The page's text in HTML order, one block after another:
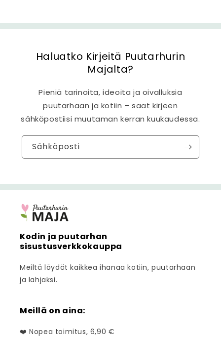
Haluatko Kirjeitä Puutarhurin
Majalta?
Pieniä tarinoita, ideoita ja oivalluksia
puutarhaan ja kotiin – saat kirjeen
sähköpostiisi muutaman kerran kuukaudessa.
Sähköposti
Kodin ja puutarhan
sisustusverkkokauppa
Meiltä löydät kaikkea ihanaa kotiin, puutarhaan
ja lahjaksi.
Meillä on aina:
❤️ Nopea toimitus, 6,90 €